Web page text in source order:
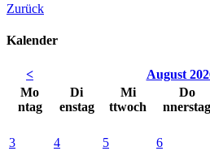
Zurück
Kalender
< August
Mo
ntag
Di
enstag
Mi
ttwoch
Do
nnerstag
3
4 5 6